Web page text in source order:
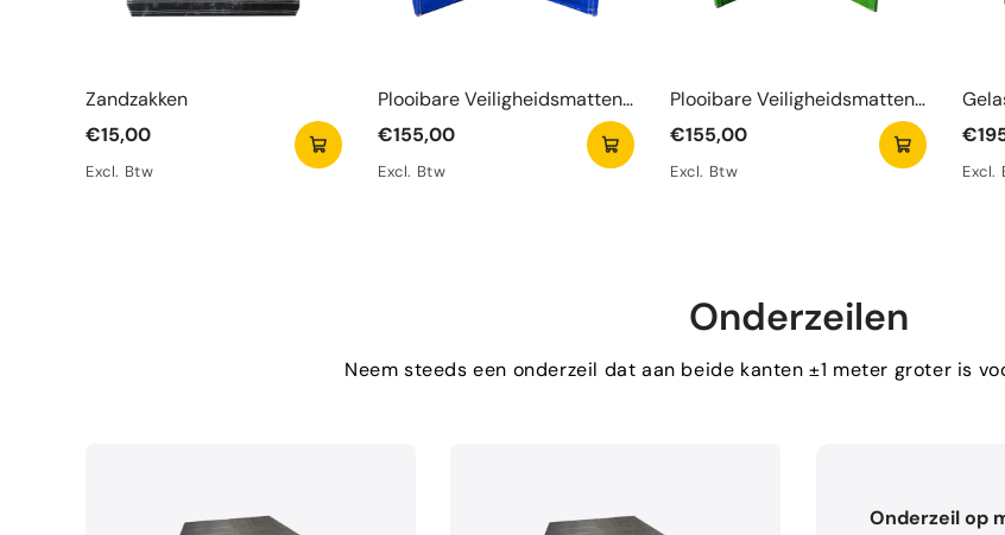
Zandzakken
€15,00
Excl. Btw
Plooibare Veiligheidsmatten
Blauw
€155,00
Excl. Btw
Plooibare Veiligheidsmatten
Groen
€155,00
Excl. Btw Excl.
Onderzeilen
Neem steeds een onderzeil dat aan beide kanten ±1 meter groter is
Onderzeil op